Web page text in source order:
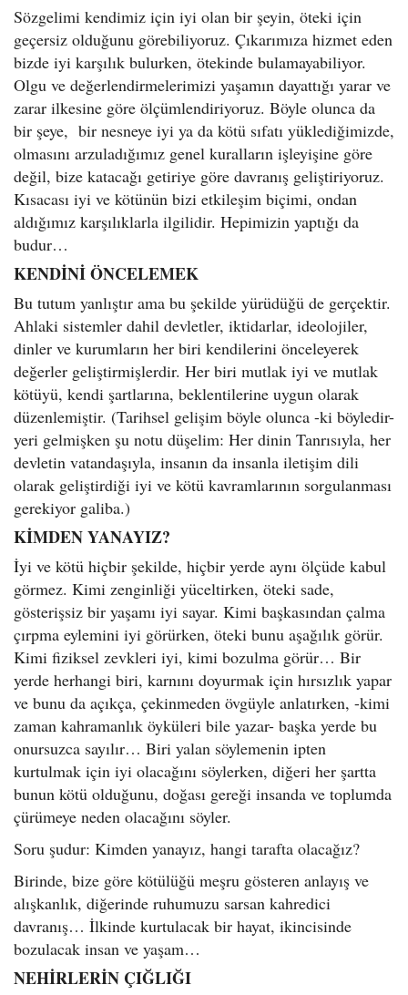
Sözgelimi kendimiz için iyi olan bir şeyin, öteki için
geçersiz olduğunu görebiliyoruz. Çıkarımıza hizmet eden
bizde iyi karşılık bulurken, ötekinde bulamayabiliyor.
Olgu ve değerlendirmelerimizi yaşamın dayattığı yarar ve
zarar ilkesine göre ölçümlendiriyoruz. Böyle olunca da
bir şeye, bir nesneye iyi ya da kötü sıfatı yüklediğimizde,
olmasını arzuladığımız genel kuralların işleyişine göre
değil, bize katacağı getiriye göre davranış geliştiriyoruz.
Kısacası iyi ve kötünün bizi etkileşim biçimi, ondan
aldığımız karşılıklarla ilgilidir. Hepimizin yaptığı da
budur…
KENDİNİ ÖNCELEMEK
Bu tutum yanlıştır ama bu şekilde yürüdüğü de gerçektir.
Ahlaki sistemler dahil devletler, iktidarlar, ideolojiler,
dinler ve kurumların her biri kendilerini önceleyerek
değerler geliştirmişlerdir. Her biri mutlak iyi ve mutlak
kötüyü, kendi şartlarına, beklentilerine uygun olarak
düzenlemiştir. (Tarihsel gelişim böyle olunca -ki böyledir-
yeri gelmişken şu notu düşelim: Her dinin Tanrısıyla, her
devletin vatandaşıyla, insanın da insanla iletişim dili
olarak geliştirdiği iyi ve kötü kavramlarının sorgulanması
gerekiyor galiba.)
KİMDEN YANAYIZ?
İyi ve kötü hiçbir şekilde, hiçbir yerde aynı ölçüde kabul
görmez. Kimi zenginliği yüceltirken, öteki sade,
gösterişsiz bir yaşamı iyi sayar. Kimi başkasından çalma
çırpma eylemini iyi görürken, öteki bunu aşağılık görür.
Kimi fiziksel zevkleri iyi, kimi bozulma görür… Bir
yerde herhangi biri, karnını doyurmak için hırsızlık yapar
ve bunu da açıkça, çekinmeden övgüyle anlatırken, -kimi
zaman kahramanlık öyküleri bile yazar- başka yerde bu
onursuzca sayılır… Biri yalan söylemenin ipten
kurtulmak için iyi olacağını söylerken, diğeri her şartta
bunun kötü olduğunu, doğası gereği insanda ve toplumda
çürümeye neden olacağını söyler.
Soru şudur: Kimden yanayız, hangi tarafta olacağız?
Birinde, bize göre kötülüğü meşru gösteren anlayış ve
alışkanlık, diğerinde ruhumuzu sarsan kahredici
davranış… İlkinde kurtulacak bir hayat, ikincisinde
bozulacak insan ve yaşam…
NEHİRLERİN ÇIĞLIĞI